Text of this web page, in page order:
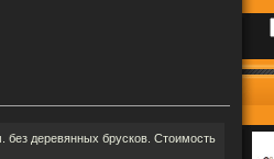
без деревянных брусков. Стоимость